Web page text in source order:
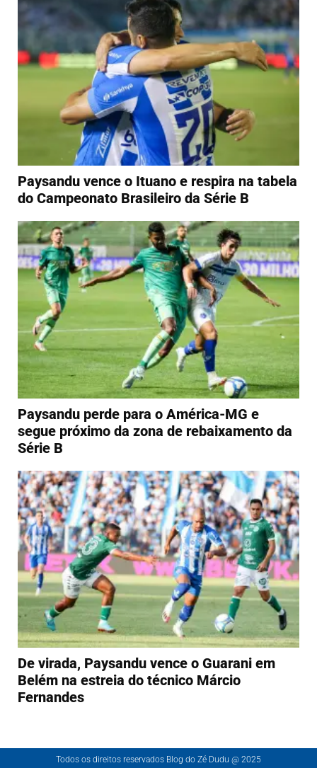
Paysandu vence o Ituano e respira na tabela
do Campeonato Brasileiro da Série B
Paysandu perde para o América-MG e
segue próximo da zona de rebaixamento da
Série B
De virada, Paysandu vence o Guarani em
Belém na estreia do técnico Márcio
Fernandes
Todos os direitos reservados Blog do Zé Dudu @ 2025